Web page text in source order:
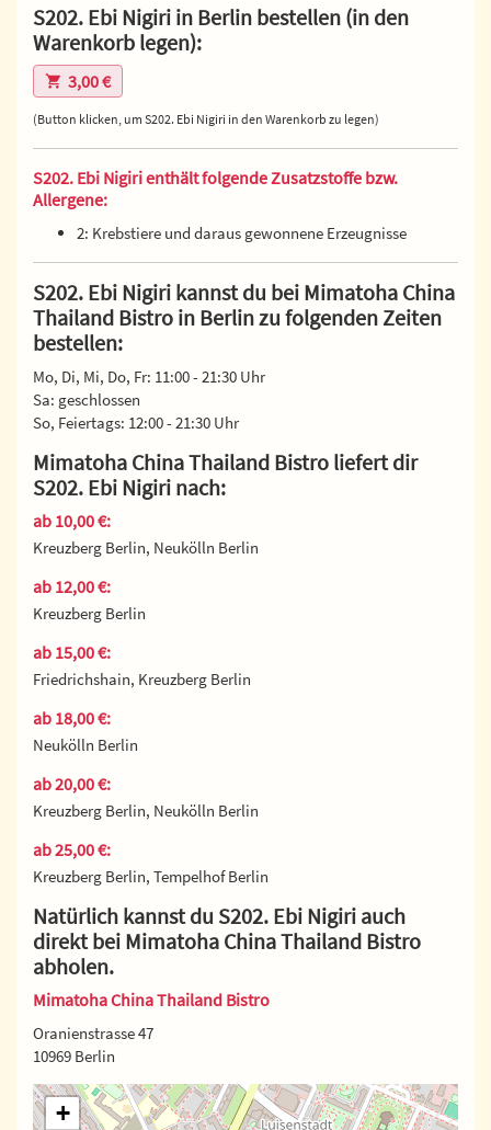
S202. Ebi Nigiri in Berlin bestellen (in den
Warenkorb legen):
3,00 €
(Button klicken, um S202. Ebi Nigiri in den Warenkorb zu legen)
S202. Ebi Nigiri enthält folgende Zusatzstoffe bzw.
Allergene:
2: Krebstiere und daraus gewonnene Erzeugnisse
S202. Ebi Nigiri kannst du bei Mimatoha China
Thailand Bistro in Berlin zu folgenden Zeiten
bestellen:
Mo, Di, Mi, Do, Fr: 11:00 - 21:30 Uhr
Sa: geschlossen
So, Feiertags: 12:00 - 21:30 Uhr
Mimatoha China Thailand Bistro liefert dir
S202. Ebi Nigiri nach:
ab 10,00 €:
Kreuzberg Berlin, Neukölln Berlin
ab 12,00 €:
Kreuzberg Berlin
ab 15,00 €:
Friedrichshain, Kreuzberg Berlin
ab 18,00 €:
Neukölln Berlin
ab 20,00 €:
Kreuzberg Berlin, Neukölln Berlin
ab 25,00 €:
Kreuzberg Berlin, Tempelhof Berlin
Natürlich kannst du S202. Ebi Nigiri auch
direkt bei Mimatoha China Thailand Bistro
abholen.
Mimatoha China Thailand Bistro
Oranienstrasse 47
10969 Berlin
+